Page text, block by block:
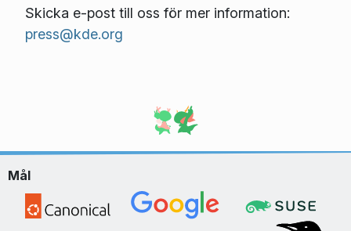
Skicka e-post till oss för mer information:
press@kde.org
Mål